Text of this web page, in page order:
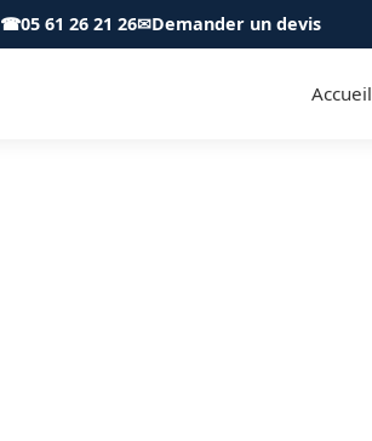
☎05 61 26 21 26✉Demander un devis
Accueil